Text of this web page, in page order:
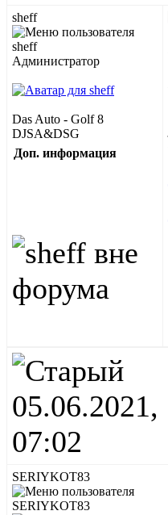
sheff
Администратор
Das Auto - Golf 8
DJSA&DSG
Доп. информация
05.06.2021,
07:02
SERIYKOT83